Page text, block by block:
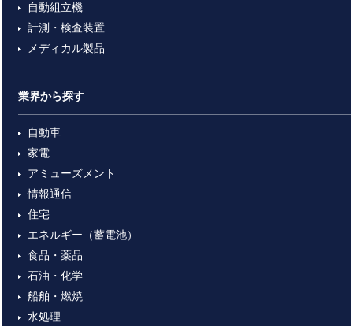
自動組立機
計測・検査装置
メディカル製品
業界から探す
自動車
家電
アミューズメント
情報通信
住宅
エネルギー（蓄電池）
食品・薬品
石油・化学
船舶・燃焼
水処理